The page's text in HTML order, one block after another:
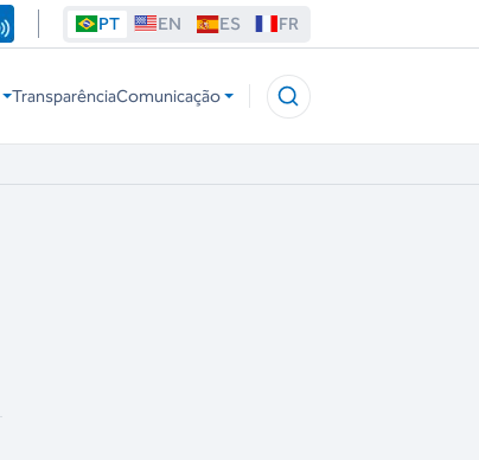
PT EN ES FR
TransparênciaComunicação